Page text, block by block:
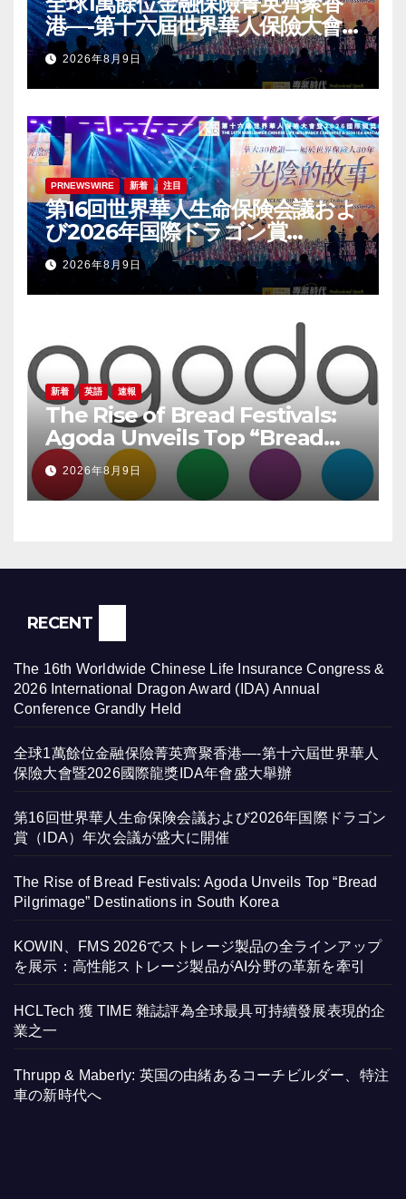
港—-第十六屆世界華人保險大會
暨2026國際龍獎IDA年會盛大舉
辦2026年8月9日
PRNEWSWIRE 新着 注目
第16回世界華人生命保険会議およ
び2026年国際ドラゴン賞
（IDA）年次会議が盛大に開催
2026年8月9日
新着 英語 速報
The Rise of Bread Festivals:
Agoda Unveils Top “Bread
Pilgrimage” Destinations in
South Korea
2026年8月9日
RECENT
The 16th Worldwide Chinese Life Insurance Congress &
2026 International Dragon Award (IDA) Annual
Conference Grandly Held
全球1萬餘位金融保險菁英齊聚香港—-第十六屆世界華人
保險大會暨2026國際龍獎IDA年會盛大舉辦
第16回世界華人生命保険会議および2026年国際ドラゴン
賞（IDA）年次会議が盛大に開催
The Rise of Bread Festivals: Agoda Unveils Top “Bread
Pilgrimage” Destinations in South Korea
KOWIN、FMS 2026でストレージ製品の全ラインアップ
を展示：高性能ストレージ製品がAI分野の革新を牽引
HCLTech 獲 TIME 雜誌評為全球最具可持續發展表現的企
業之一
Thrupp & Maberly: 英国の由緒あるコーチビルダー、特注
車の新時代へ